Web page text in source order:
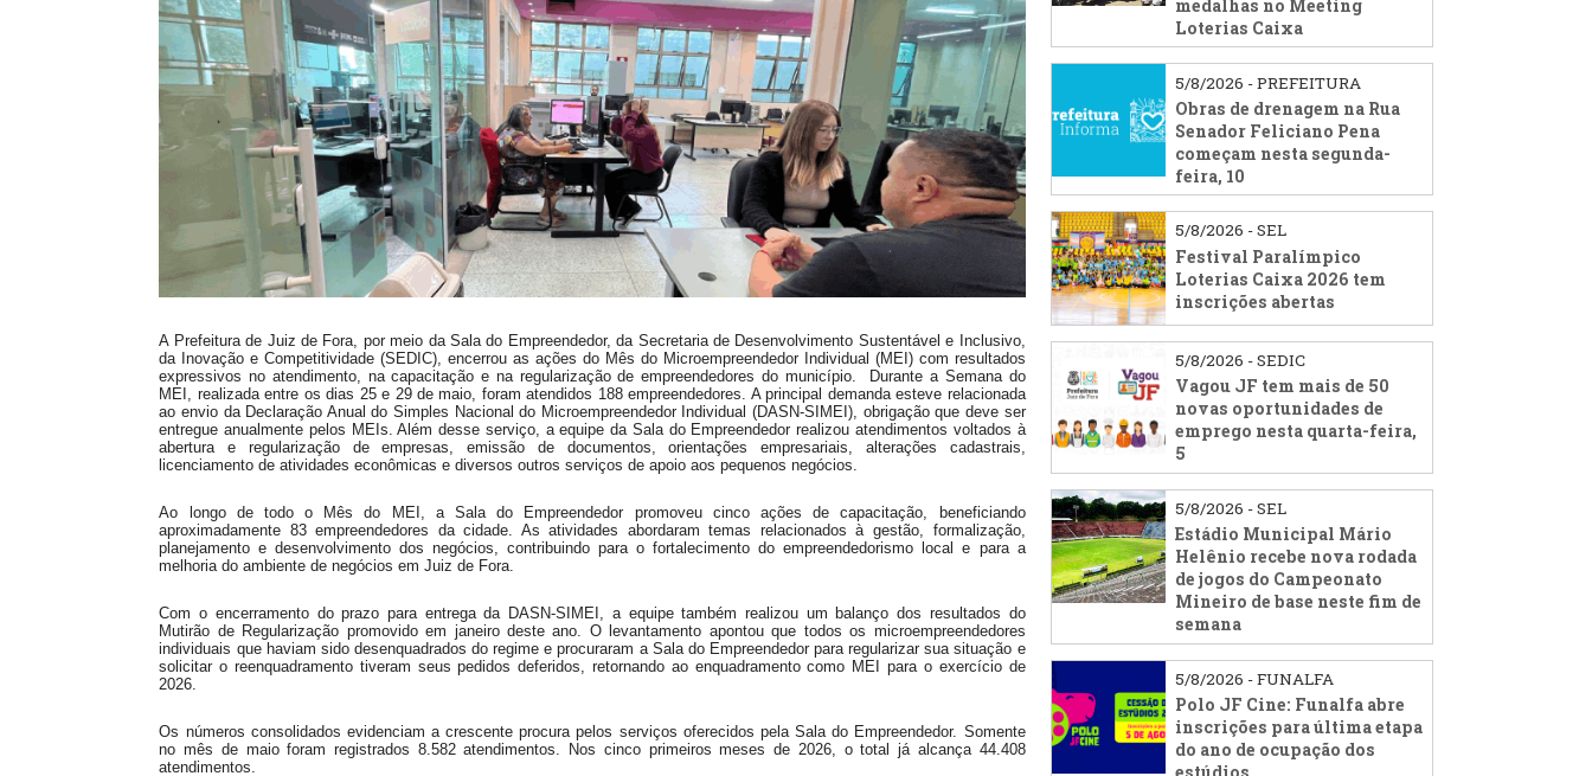
A Prefeitura de Juiz de Fora, por meio da Sala do Empreendedor, da Secretaria de Desenvolvimento Sustentável e Inclusivo,
da Inovação e Competitividade (SEDIC), encerrou as ações do Mês do Microempreendedor Individual (MEI) com resultados
expressivos no atendimento, na capacitação e na regularização de empreendedores do município. Durante a Semana do
MEI, realizada entre os dias 25 e 29 de maio, foram atendidos 188 empreendedores. A principal demanda esteve relacionada
ao envio da Declaração Anual do Simples Nacional do Microempreendedor Individual (DASN-SIMEI), obrigação que deve ser
entregue anualmente pelos MEIs. Além desse serviço, a equipe da Sala do Empreendedor realizou atendimentos voltados à
abertura e regularização de empresas, emissão de documentos, orientações empresariais, alterações cadastrais,
licenciamento de atividades econômicas e diversos outros serviços de apoio aos pequenos negócios.
Ao longo de todo o Mês do MEI, a Sala do Empreendedor promoveu cinco ações de capacitação, beneficiando
aproximadamente 83 empreendedores da cidade. As atividades abordaram temas relacionados à gestão, formalização,
planejamento e desenvolvimento dos negócios, contribuindo para o fortalecimento do empreendedorismo local e para a
melhoria do ambiente de negócios em Juiz de Fora.
Com o encerramento do prazo para entrega da DASN-SIMEI, a equipe também realizou um balanço dos resultados do
Mutirão de Regularização promovido em janeiro deste ano. O levantamento apontou que todos os microempreendedores
individuais que haviam sido desenquadrados do regime e procuraram a Sala do Empreendedor para regularizar sua situação e
solicitar o reenquadramento tiveram seus pedidos deferidos, retornando ao enquadramento como MEI para o exercício de
2026.
Os números consolidados evidenciam a crescente procura pelos serviços oferecidos pela Sala do Empreendedor. Somente
no mês de maio foram registrados 8.582 atendimentos. Nos cinco primeiros meses de 2026, o total já alcança 44.408
atendimentos.
medalhas no Meeting
Loterias Caixa
5/8/2026 - PREFEITURA
Obras de drenagem na Rua
Senador Feliciano Pena
começam nesta segunda-
feira, 10
5/8/2026 - SEL
Festival Paralímpico
Loterias Caixa 2026 tem
inscrições abertas
5/8/2026 - SEDIC
Vagou JF tem mais de 50
novas oportunidades de
emprego nesta quarta-feira,
5
5/8/2026 - SEL
Estádio Municipal Mário
Helênio recebe nova rodada
de jogos do Campeonato
Mineiro de base neste fim de
semana
5/8/2026 - FUNALFA
Polo JF Cine: Funalfa abre
inscrições para última etapa
do ano de ocupação dos